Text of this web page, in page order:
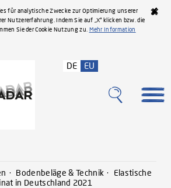
für analytische Zwecke zur Optimierung unserer
Nutzererfahrung. Indem Sie auf „X“ klicken bzw. die
Sie der Cookie Nutzung zu. Mehr Information
DE EU
Bodenbeläge & Technik
Elastische
in Deutschland 2021